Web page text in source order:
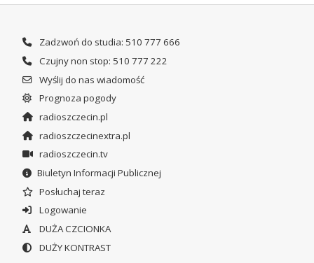
Zadzwoń do studia: 510 777 666
Czujny non stop: 510 777 222
Wyślij do nas wiadomość
Prognoza pogody
radioszczecin.pl
radioszczecinextra.pl
radioszczecin.tv
Biuletyn Informacji Publicznej
Posłuchaj teraz
Logowanie
DUŻA CZCIONKA
DUŻY KONTRAST